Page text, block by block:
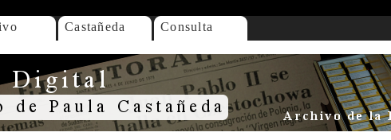
Castañeda Consulta